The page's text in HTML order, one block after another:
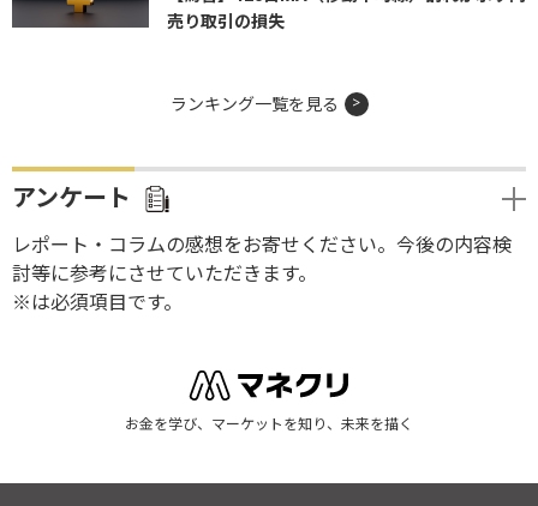
売り取引の損失
ランキング一覧を見る
アンケート
レポート・コラムの感想をお寄せください。今後の内容検
討等に参考にさせていただきます。
※は必須項目です。
お金を学び、マーケットを知り、未来を描く